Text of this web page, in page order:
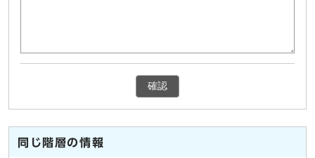
確認
同じ階層の情報